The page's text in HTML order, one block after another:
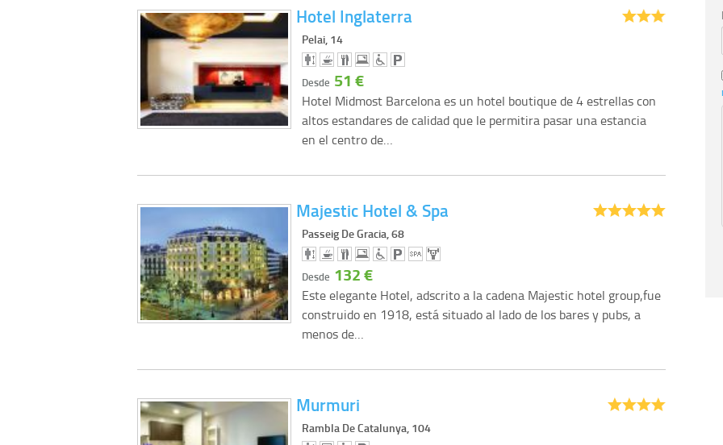
Hotel Inglaterra
Pelai, 14
Desde 51 €
Hotel Midmost Barcelona es un hotel boutique de 4 estrellas con
altos estandares de calidad que le permitira pasar una estancia
en el centro de…
Majestic Hotel & Spa
Passeig De Gracia, 68
Desde 132 €
Este elegante Hotel, adscrito a la cadena Majestic hotel group,fue
construido en 1918, está situado al lado de los bares y pubs, a
menos de…
Murmuri
Rambla De Catalunya, 104